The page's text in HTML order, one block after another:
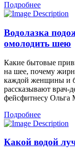
Подробнее
Водолазка
омолодить шею
Какие бытовые
на шее, почему
каждой женщины и
рассказывают врач-
фейсфитнесу Ольга
Подробнее
Какой водой